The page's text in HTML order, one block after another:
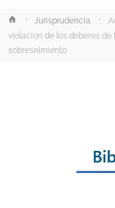
InicioJurisprudencia
violacion de los deberes
sobreseimiento